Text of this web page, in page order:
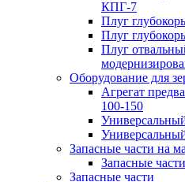
КПГ-7
Плуг
Плуг
Плуг
Оборудование для
Агрегат
100-150
Запасные части на
Запасные
Запасные части